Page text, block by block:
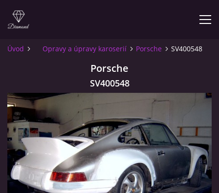
INFO PRO ZÁKAZNÍKY
KONTAKT
Úvod Opravy a úpravy karoserií Porsche SV400548
Porsche
SV400548